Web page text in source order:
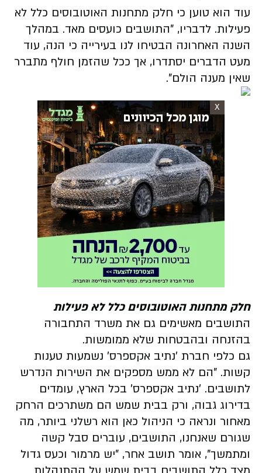
עוד הוא טוען כי חלק מתחנות האוטובוסים כלל לא
פעילות. לדבריו, "התושבים כועסים מאד. במהלך
השנה האחרונה הבטיחו לנו בעירייה כי הנה, עוד
מעט הדברים יסתדרו, אך ככל שהזמן חולף מתברר
שאין מענה הולם".
X
חלק מתחנות האוטובוסים כלל לא פעילות
התושבים מאשימים גם את משרד התחבורה
בהזנחה ובהבטחות שלא ממומשות.
גם כלפי חברת 'נתיב אקספרס' נשמעות טענות
קשות. "הם לא ממש מספקים את השירות הנדרש
לתושבים. 'נתיב אקספרס' בכל הארץ, עומדים
בדירוג גבוה, ורק בבית שמש הם משתרכים הרחק
מאחור ונראה כי הניהול כאן הוא רשלני ביותר, מה
שגורם שאנחנו, התושבים, עוברים סבל קשה
ומתמשך", אומר תושב אחר, "יש מרמור וכעס גדול